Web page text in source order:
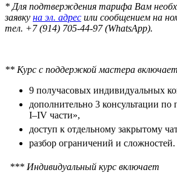
* Для подтверждения тарифа Вам
заявку на эл. адрес или сообщением на
тел. +7 (914) 705-44-97 (WhatsApp).
** Курс с поддержкой мастера включает
9 получасовых индивидуальных
дополнительно 3 консультации
I–IV части»,
доступ к отдельному закрытому
разбор ограничений и сложностей.
*** Индивидуальный курс включает